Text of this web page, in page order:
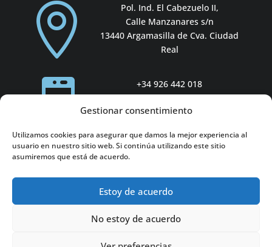
Gestionar consentimiento
Utilizamos cookies para asegurar que damos la mejor experiencia al
usuario en nuestro sitio web. Si continúa utilizando este sitio
asumiremos que está de acuerdo.
Estoy de acuerdo
No estoy de acuerdo

Pol. Ind. El Cabezuelo II,
Calle Manzanares s/n
13440 Argamasilla de Cva. Ciudad
Real
 +34 926 442 018
 biofyq@biofyq.com